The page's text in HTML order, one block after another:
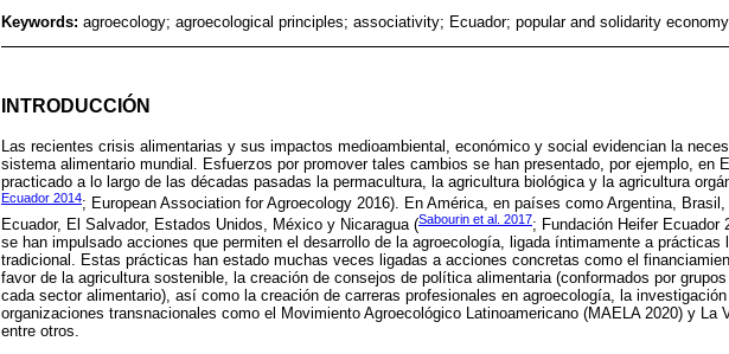
Keywords: agroecology; agroecological principles; associativity; Ecuador; popular and solidarity economy
INTRODUCCIÓN
Las recientes crisis alimentarias y sus impactos medioambiental, económico y social evidencian la
sistema alimentario mundial. Esfuerzos por promover tales cambios se han presentado, por ejemplo, en
practicado a lo largo de las décadas pasadas la permacultura, la agricultura biológica y la agricultura
Ecuador 2014; European Association for Agroecology 2016). En América, en países como Argentina,
Ecuador, El Salvador, Estados Unidos, México y Nicaragua (Sabourin et al. 2017; Fundación Heifer Ecuador
se han impulsado acciones que permiten el desarrollo de la agroecología, ligada íntimamente a prácticas
tradicional. Estas prácticas han estado muchas veces ligadas a acciones concretas como el
favor de la agricultura sostenible, la creación de consejos de política alimentaria (conformados por
cada sector alimentario), así como la creación de carreras profesionales en agroecología, la
organizaciones transnacionales como el Movimiento Agroecológico Latinoamericano (MAELA 2020) y La
entre otros.